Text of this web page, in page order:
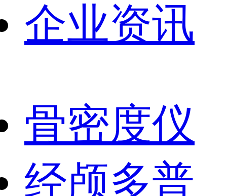
企业资讯
骨密度仪
经颅多普